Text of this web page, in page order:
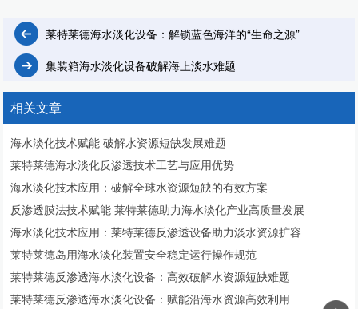
莱特莱德海水淡化设备：解锁蓝色海洋的“生命之源”
集装箱海水淡化设备破解海上淡水难题
相关文章
海水淡化技术赋能 破解水资源短缺发展难题
莱特莱德海水淡化反渗透技术工艺与应用优势
海水淡化技术应用：破解全球水资源短缺的有效方案
反渗透膜法技术赋能 莱特莱德助力海水淡化产业高质量发展
海水淡化技术应用：莱特莱德反渗透设备助力淡水资源扩容
莱特莱德岛用海水淡化装置安全稳定运行操作规范
莱特莱德反渗透海水淡化设备：高效破解水资源短缺难题
莱特莱德反渗透海水淡化设备：赋能沿海水资源高效利用